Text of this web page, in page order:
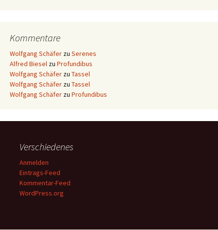
Kommentare
Wolfgang Schäfer zu Serenes
Alfred Biesel zu Profundibus
Wolfgang Schäfer zu Tassel
Wolfgang Schäfer zu Tassel
Wolfgang Schäfer zu Profundibus
Verschiedenes
Anmelden
Eintrags-Feed
Kommentar-Feed
WordPress.org